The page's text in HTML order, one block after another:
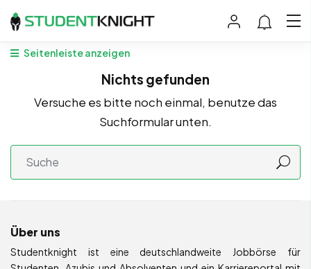
Seitenleiste anzeigen
Nichts gefunden
Versuche es bitte noch einmal, benutze das
Suchformular unten.
Über uns
Studentknight ist eine deutschlandweite Jobbörse für